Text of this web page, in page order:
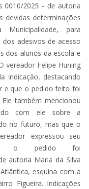
2025 - de autoria
devidas determinações
para
adesivos de acesso
dos alunos da escola e
vereador Felipe Huning
indicação, destacando
e que o pedido feito foi
também mencionou
com ele sobre a
no futuro, mas que o
expressou seu
o pedido foi
autoria Maria da Silva
esquina com a
Figueira. Indicações